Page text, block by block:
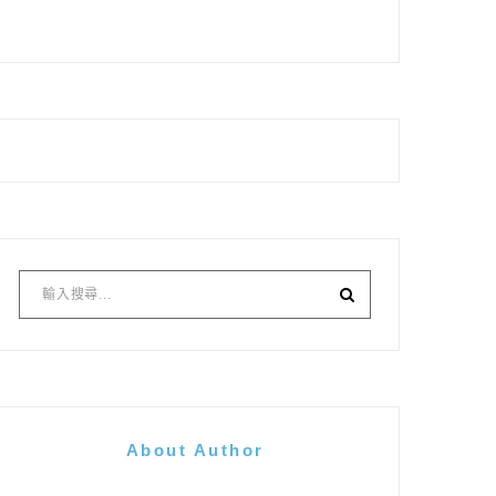
About Author